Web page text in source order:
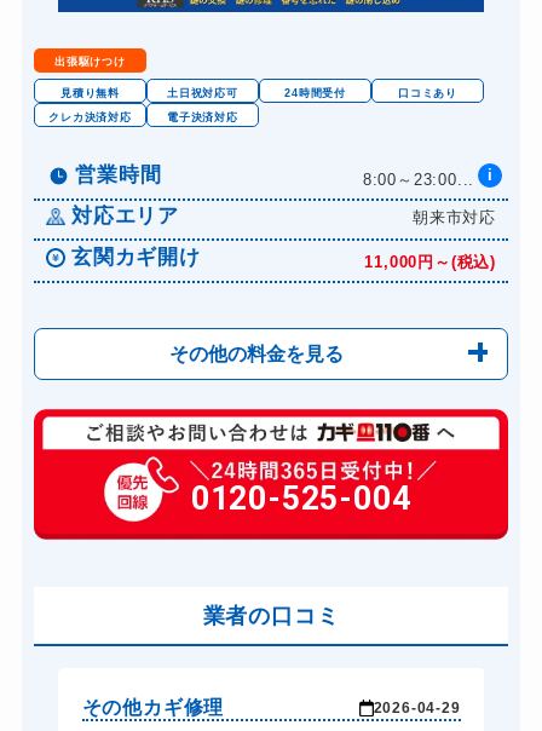
出張駆けつけ
見積り無料 土日祝対応可 24時間受付
口コミあり
クレカ決済対応
電子決済対応
営業時間 8:00～23:00... i
対応エリア 朝来市対応
玄関カギ開け 11,000円～(税込)
その他の料金を見る
玄関カギ修理 6,600円～(税込)
玄関カギ交換 14,300円～(税込)
金庫カギ開け 14,300円～(税込)
0120-525-004
業者の口コミ
その他カギ修理 2026-04-29